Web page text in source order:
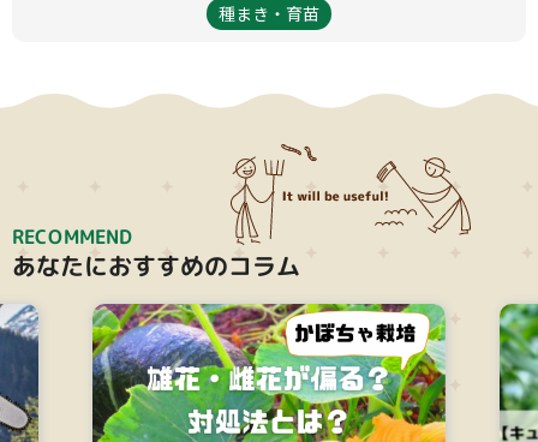
種まき・育苗
RECOMMEND
あなたにおすすめのコラム